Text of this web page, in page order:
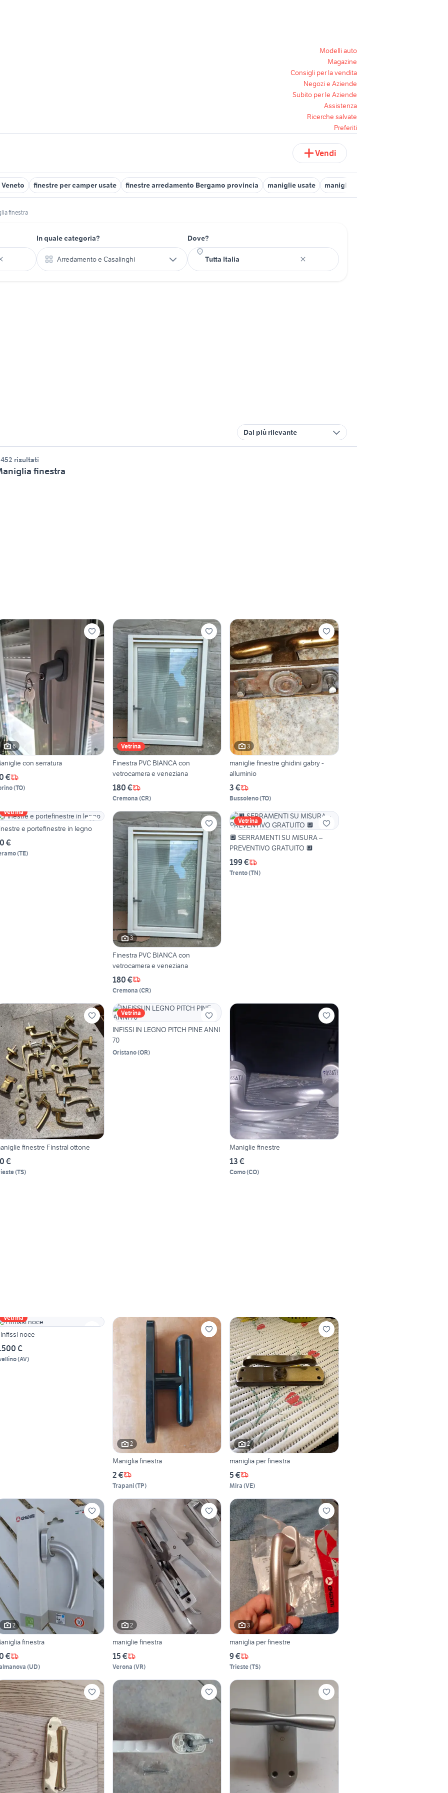
Modelli auto
Magazine
Consigli per la vendita
Negozi e Aziende
Subito per le Aziende
Assistenza
Ricerche salvate
Preferiti
Vendi
finestre per camper usate finestre arredamento Bergamo provincia maniglie usate maniglie per camerette
finestra
In quale categoria?
Arredamento e Casalinghi
Dove?
Dal più rilevante
risultati
finestra
6
con serratura
€
(TO)
Vetrina
Finestra PVC BIANCA con
vetrocamera e veneziana
180 €
Cremona (CR)
3
maniglie finestre ghidini gabry -
alluminio
3 €
Bussoleno(TO)
Vetrina
e portefinestre in legno
€
(TE)
3
Finestra PVC BIANCA con
vetrocamera e veneziana
180 €
Cremona (CR)
Vetrina
🔲 SERRAMENTI SU MISURA –
PREVENTIVO GRATUITO 🔲
199 €
Trento(TN)
finestre Finstral ottone
€
(TS)
Vetrina
INFISSI IN LEGNO PITCH PINE ANNI
70
Oristano(OR)
Maniglie finestre
13 €
Como(CO)
Vetrina
noce
€
(AV)
2
Maniglia finestra
2 €
Trapani(TP)
2
maniglia per finestra
5 €
Mira (VE)
2
finestra
€
(UD)
2
maniglie finestra
15 €
Verona (VR)
3
maniglia per finestre
9 €
Trieste(TS)